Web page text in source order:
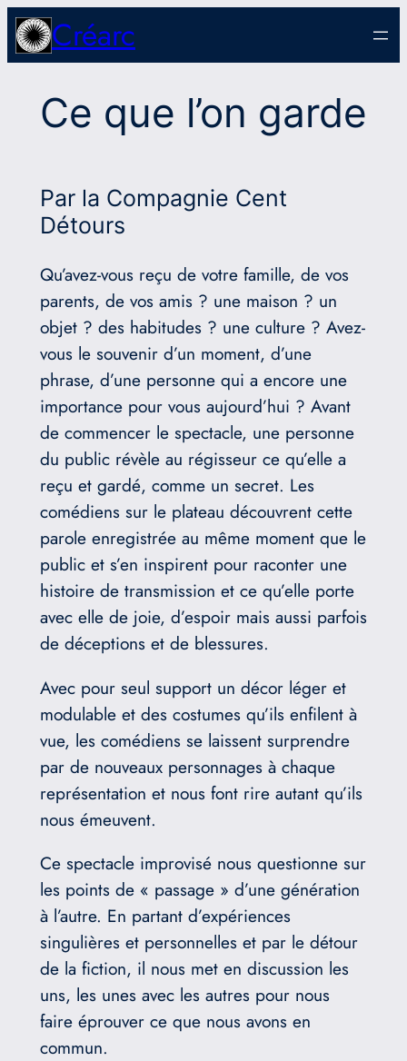
Aller
au
Créarc
Ce que l’on garde
Par la Compagnie Cent
Détours
Qu’avez-vous reçu de votre famille, de vos
parents, de vos amis ? une maison ? un
objet ? des habitudes ? une culture ? Avez-
vous le souvenir d’un moment, d’une
phrase, d’une personne qui a encore une
importance pour vous aujourd’hui ? Avant
de commencer le spectacle, une personne
du public révèle au régisseur ce qu’elle a
reçu et gardé, comme un secret. Les
comédiens sur le plateau découvrent cette
parole enregistrée au même moment que le
public et s’en inspirent pour raconter une
histoire de transmission et ce qu’elle porte
avec elle de joie, d’espoir mais aussi parfois
de déceptions et de blessures.
Avec pour seul support un décor léger et
modulable et des costumes qu’ils enfilent à
vue, les comédiens se laissent surprendre
par de nouveaux personnages à chaque
représentation et nous font rire autant qu’ils
nous émeuvent.
Ce spectacle improvisé nous questionne sur
les points de « passage » d’une génération
à l’autre. En partant d’expériences
singulières et personnelles et par le détour
de la fiction, il nous met en discussion les
uns, les unes avec les autres pour nous
faire éprouver ce que nous avons en
commun.